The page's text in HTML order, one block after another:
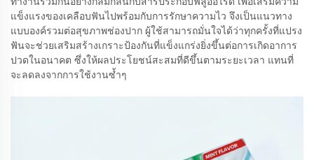
แข็งแรงของเคลือบฟันไปพร้อมกับการรักษาความไว จึงเป็นแนวทาง
แบบองค์รวมต่อสุขภาพช่องปาก ผู้ใช้สามารถมั่นใจได้ว่าทุกครั้งที่แปรง
ฟันจะช่วยเสริมสร้างเกราะป้องกันที่แข็งแกร่งยิ่งขึ้นต่อการเกิดอาการ
ปวดในอนาคต ซึ่งให้ผลประโยชน์สะสมที่ดีขึ้นตามระยะเวลา แทนที่
จะลดลงจากการใช้งานซ้ำๆ